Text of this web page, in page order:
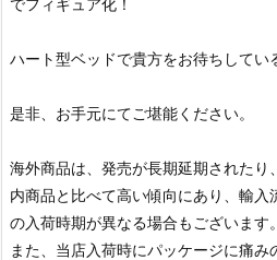
ハート型ベッドで貴方をお待ちしてい
是非、お手元にてご堪能ください。
海外商品は、発売が長期延期されたり
内商品と比べて高い傾向にあり、輸入
の入荷時期が異なる場合もございます。
また、当店入荷時にパッケージに痛